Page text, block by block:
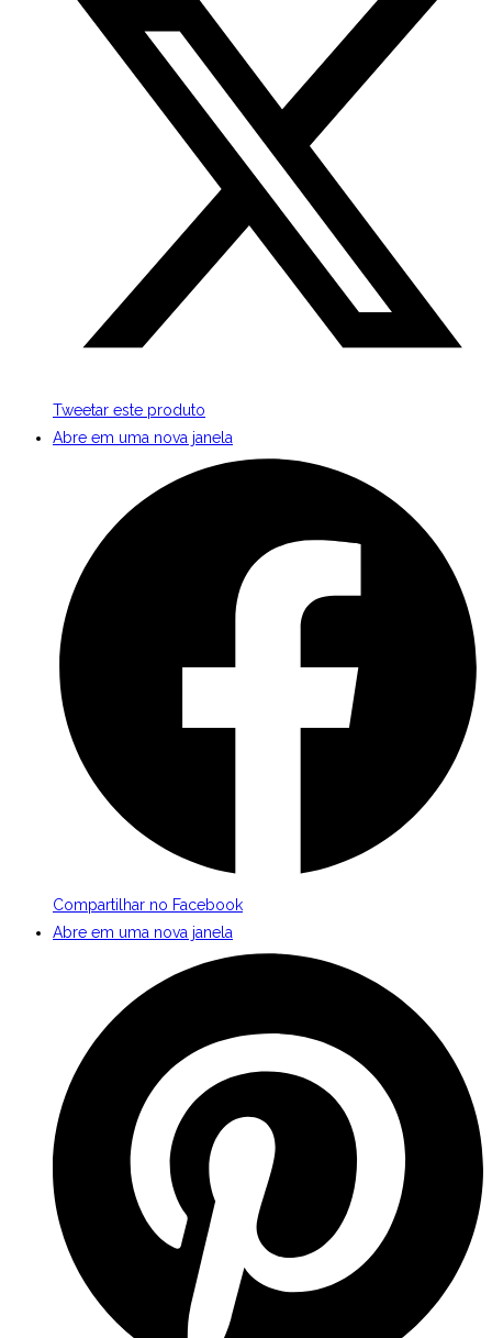
Tweetar este produto
Abre em uma nova janela
Compartilhar no Facebook
Abre em uma nova janela